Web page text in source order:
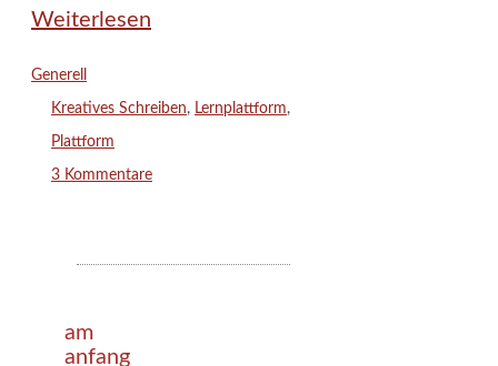
Weiterlesen
Kategorien
Generell
Schlagwörter
Kreatives Schreiben, Lernplattform,
Plattform
3 Kommentare
am
anfang